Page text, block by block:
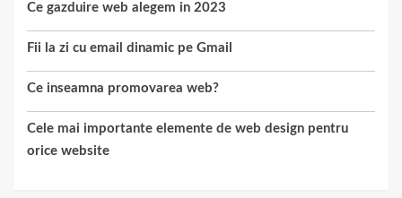
Ce gazduire web alegem in 2023
Fii la zi cu email dinamic pe Gmail
Ce inseamna promovarea web?
Cele mai importante elemente de web design pentru
orice website